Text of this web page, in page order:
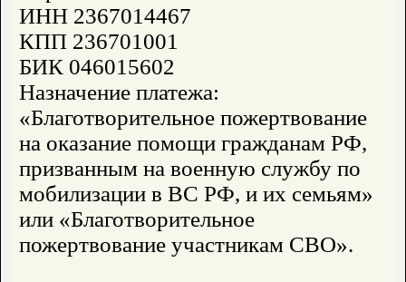
ИНН 2367014467
КПП 236701001
БИК 046015602
Назначение платежа:
«Благотворительное пожертвование
на оказание помощи гражданам РФ,
призванным на военную службу по
мобилизации в ВС РФ, и их семьям»
или «Благотворительное
пожертвование участникам СВО».